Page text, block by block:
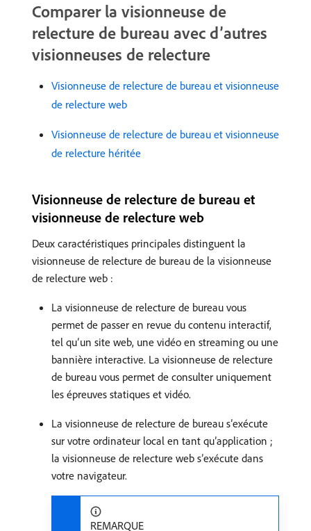
Comparer la visionneuse de
relecture de bureau avec d’autres
visionneuses de relecture
Visionneuse de relecture de bureau et visionneuse
de relecture web
Visionneuse de relecture de bureau et visionneuse
de relecture héritée
Visionneuse de relecture de bureau et
visionneuse de relecture web
Deux caractéristiques principales distinguent la
visionneuse de relecture de bureau de la visionneuse
de relecture web :
La visionneuse de relecture de bureau vous
permet de passer en revue du contenu interactif,
tel qu’un site web, une vidéo en streaming ou une
bannière interactive. La visionneuse de relecture
de bureau vous permet de consulter uniquement
les épreuves statiques et vidéo.
La visionneuse de relecture de bureau s’exécute
sur votre ordinateur local en tant qu’application ;
la visionneuse de relecture web s’exécute dans
votre navigateur.
REMARQUE